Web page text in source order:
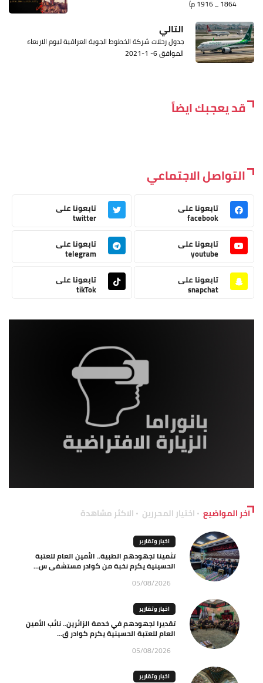
1864 ــ 1916 م)
التالي
جدول رحلات شركة الخطوط الجوية العراقية ليوم الاربعاء
الموافق 6- 1-2021
قد يعجبك ايضاً
التواصل الاجتماعي
تابعونا على
facebook
تابعونا على
twitter
تابعونا على
youtube
تابعونا على
telegram
تابعونا على
snapchat
تابعونا على
tikTok
آخر المواضيع اختيار المحررين الاكثر مشاهدة
اخبار وتقارير
تثمينا لجهودهم الطبية.. الأمين العام للعتبة
الحسينية يكرم نخبة من كوادر مستشفى س...
05/08/2026
اخبار وتقارير
تقديرا لجهودهم في خدمة الزائرين.. نائب الأمين
العام للعتبة الحسينية يكرم كوادر ق...
05/08/2026
اخبار وتقارير